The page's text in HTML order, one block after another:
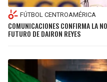
FÚTBOL CENTROAMÉRICA
COMUNICACIONES CONFIRMA LA
FUTURO DE DAIRON REYES